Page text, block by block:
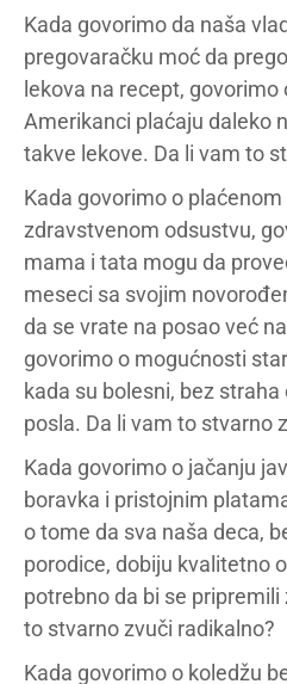
Kada govorimo da naša
pregovaračku moć da
lekova na recept,
Amerikanci plaćaju daleko
takve lekove. Da li vam to
Kada govorimo o
zdravstvenom odsustvu,
mama i tata mogu da
meseci sa svojim
da se vrate na posao već
govorimo o mogućnosti
kada su bolesni, bez
posla. Da li vam to stvarno
Kada govorimo o jačanju
boravka i pristojnim
o tome da sva naša deca,
porodice, dobiju kvalitetno
potrebno da bi se
to stvarno zvuči radikalno?
Kada govorimo o koledžu